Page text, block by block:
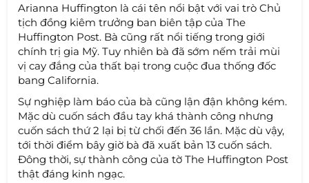
Arianna Huffington là cái tên nổi bật với vai trò Chủ
tịch đồng kiêm trưởng ban biên tập của The
Huffington Post. Bà cũng rất nổi tiếng trong giới
chính trị gia Mỹ. Tuy nhiên bà đã sớm nếm trải mùi
vị cay đắng của thất bại trong cuộc đua thống đốc
bang California.
Sự nghiệp làm báo của bà cũng lận đận không kém.
Mặc dù cuốn sách đầu tay khá thành công nhưng
cuốn sách thứ 2 lại bị từ chối đến 36 lần. Mặc dù vậy,
tới thời điểm bây giờ bà đã xuất bản 13 cuốn sách.
Đông thời, sự thành công của tờ The Huffington Post
thật đáng kinh ngạc.